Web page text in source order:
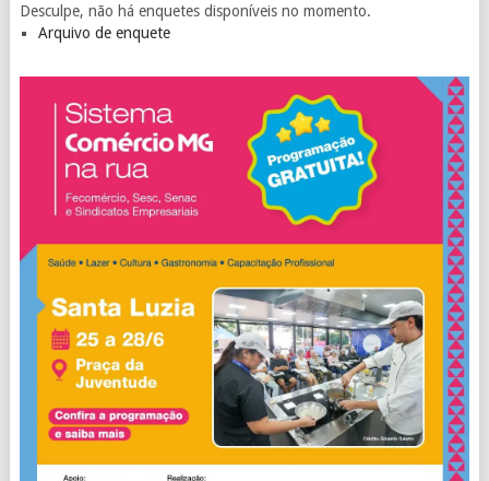
Desculpe, não há enquetes disponíveis no momento.
Arquivo de enquete